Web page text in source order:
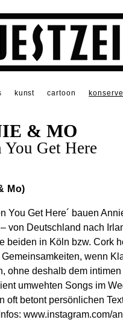
kunst cartoon
& MO
You Get Here
Mo)
You Get Here´ bauen
von Deutschland nach
beiden in Köln bzw. Cork
wenn
ohne deshalb dem
umwehten Songs im
oft betont persönlichen
www.instagram.com/